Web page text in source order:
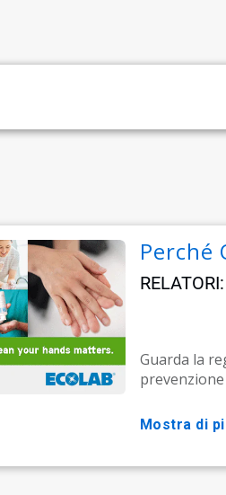
Perché
Guarda la
prevenzione
mostra di